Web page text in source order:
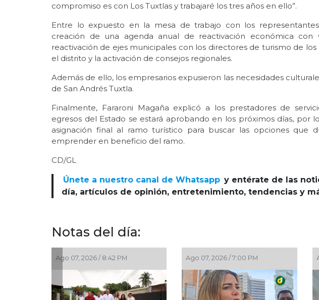
compromiso es con Los Tuxtlas y trabajaré los tres años en ello”.
Entre lo expuesto en la mesa de trabajo con los
creación de una agenda anual de reactivación económica con
reactivación de ejes municipales con los directores de turismo de
el distrito y la activación de consejos regionales.
Además de ello, los empresarios expusieron las necesidades
de San Andrés Tuxtla.
Finalmente, Fararoni Magaña explicó a los prestadores de
egresos del Estado se estará aprobando en los próximos días, por
asignación final al ramo turístico para buscar las opciones que
emprender en beneficio del ramo.
CD/GL
Únete a nuestro canal de Whatsapp y entérate de las
día, artículos de opinión, entretenimiento, tendencias y
Notas del día:
Ago 07, 2026 / 8:42 PM Ago 07, 2026 / 7:00 PM Ago 07, 2026 /